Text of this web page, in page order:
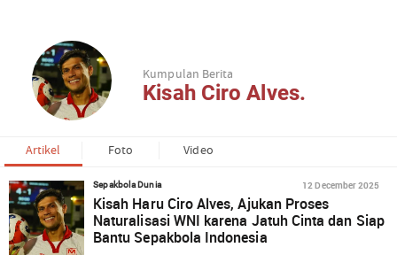
Kumpulan Berita
Kisah Ciro Alves.
Artikel Foto Video
Sepakbola Dunia 12 December 2025
Kisah Haru Ciro Alves, Ajukan Proses
Naturalisasi WNI karena Jatuh Cinta dan Siap
Bantu Sepakbola Indonesia